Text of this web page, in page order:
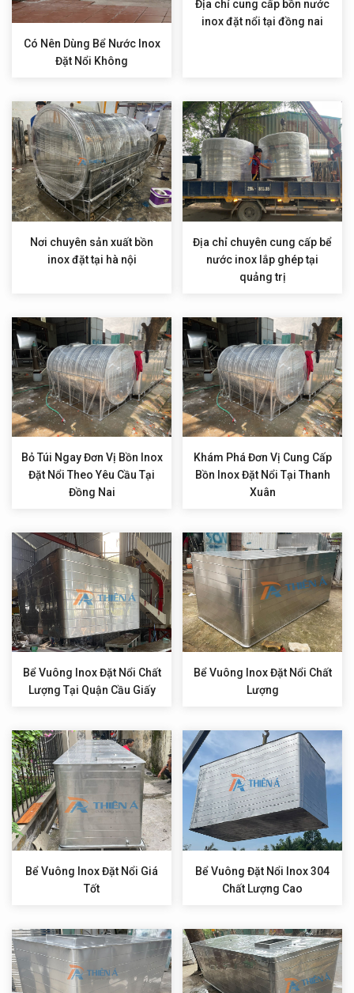
Có Nên Dùng Bể Nước Inox
Đặt Nổi Không
Địa chỉ cung cấp bồn nước
inox đặt nổi tại đồng nai
Nơi chuyên sản xuất bồn
inox đặt tại hà nội
Địa chỉ chuyên cung cấp bể
nước inox lắp ghép tại
quảng trị
Bỏ Túi Ngay Đơn Vị Bồn Inox
Đặt Nổi Theo Yêu Cầu Tại
Đồng Nai
Khám Phá Đơn Vị Cung Cấp
Bồn Inox Đặt Nổi Tại Thanh
Xuân
Bể Vuông Inox Đặt Nổi Chất
Lượng Tại Quận Cầu Giấy
Bể Vuông Inox Đặt Nổi Chất
Lượng
Bể Vuông Inox Đặt Nổi Giá
Tốt
Bể Vuông Đặt Nổi Inox 304
Chất Lượng Cao